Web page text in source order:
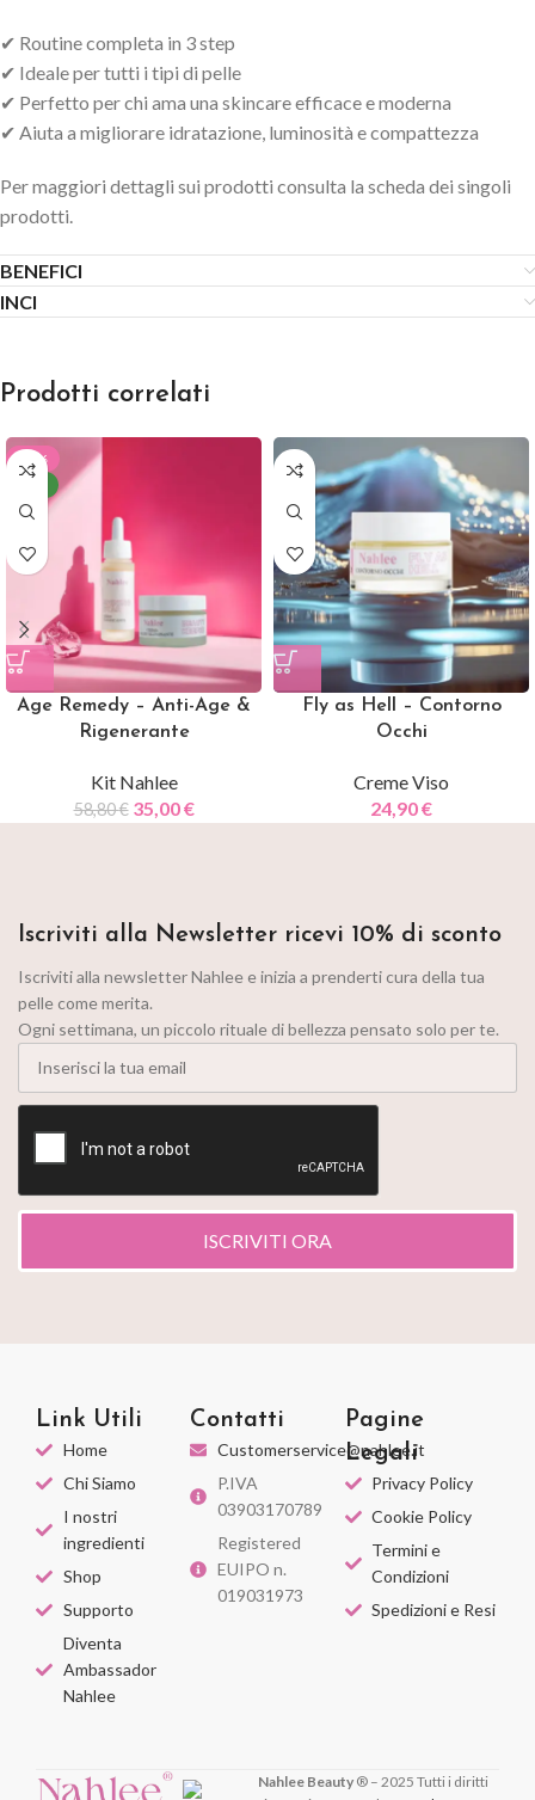
✔ Routine completa in 3 step
✔ Ideale per tutti i tipi di pelle
✔ Perfetto per chi ama una skincare efficace e moderna
✔ Aiuta a migliorare idratazione, luminosità e compattezza
Per maggiori dettagli sui prodotti consulta la scheda dei singoli
prodotti.
BENEFICI
INCI
Prodotti correlati
-40%
Age Remedy – Anti-Age &
Rigenerante
Kit Nahlee
58,80€ 35,00€
Fly as Hell – Contorno
Occhi
Creme Viso
24,90€
Iscriviti alla Newsletter ricevi 10% di sconto
Iscriviti alla newsletter Nahlee e inizia a prenderti cura della tua
pelle come merita.
Ogni settimana, un piccolo rituale di bellezza pensato solo per te.
ISCRIVITI ORA
Link Utili
Home
Chi Siamo
I nostri
ingredienti
Shop
Supporto
Diventa
Ambassador
Nahlee
Contatti
Customerservice@nahlee.it
P.IVA
03903170789
Registered
EUIPO n.
019031973
Pagine
Legali
Privacy Policy
Cookie Policy
Termini e
Condizioni
Spedizioni e Resi
Nahlee Beauty® – 2025 Tutti i diritti